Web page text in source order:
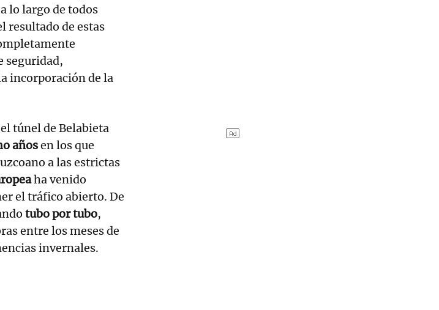
lo largo de todos
resultado de estas
seguridad,
incorporación de la
túnel de Belabieta
añosen los que
a las estrictas
ha venido
el tráfico abierto. De
tubo por tubo,
entre los meses de
invernales.